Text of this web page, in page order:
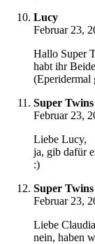
Lucy
Februar 23,
Hallo Super
habt ihr
(Eperidermal
Super
Februar 23,
Liebe Lucy,
ja, gib dafür
:)
Super
Februar 23,
Liebe
nein, haben